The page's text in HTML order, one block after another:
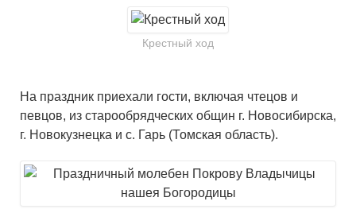
Крестный ход
На праздник приехали гости, включая чтецов и
певцов, из старообрядческих общин г. Новосибирска,
г. Новокузнецка и с. Гарь (Томская область).